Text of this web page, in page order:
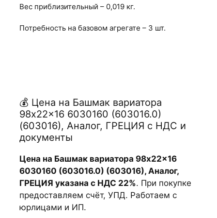
Вес приблизительный – 0,019 кг.
Потребность на базовом агрегате – 3 шт.
💰 Цена на Башмак вариатора
98x22x16 6030160 (603016.0)
(603016), Аналог, ГРЕЦИЯ с НДС и
документы
Цена на Башмак вариатора 98x22x16
6030160 (603016.0) (603016), Аналог,
ГРЕЦИЯ указана с НДС 22%. При покупке
предоставляем счёт, УПД. Работаем с
юрлицами и ИП.